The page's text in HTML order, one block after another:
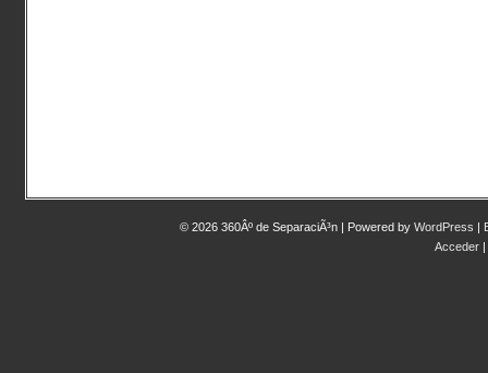
© 2026 360Âº de SeparaciÃ³n | Powered by WordPress |
Acceder